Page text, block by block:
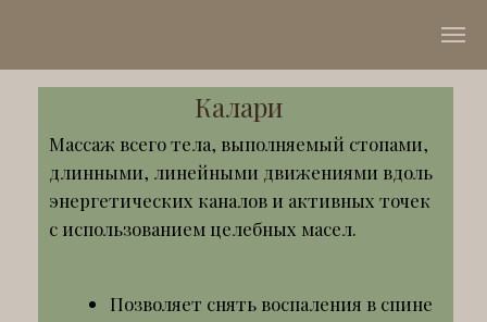
Калари
Массаж всего тела, выполняемый стопами,
длинными, линейными движениями вдоль
энергетических каналов и активных точек
с использованием целебных масел.
Позволяет снять воспаления в спине
Улучшение сна
Снятие травмы и боли при